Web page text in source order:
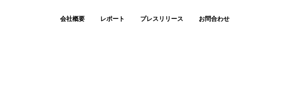
会社概要 レポート プレスリリース お問合わせ